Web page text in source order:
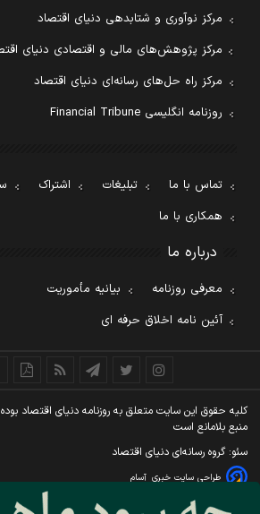
مرکز نوآوری و شتابدهی دنیای اقتصاد
مرکز پژوهش‌های مالی و اقتصادی دنیای
مرکز راه حل‌های رسانه‌ای دنیای اقتصاد
روزنامه انگلیسی Financial Tribune
تماس با ما تبلیغات اشتراک
همکاری با ما
درباره ما
معرفی روزنامه
بیانیه مأموریت
آئین نامه اخلاق حرفه ای
کليه حقوق اين سايت متعلق به روزنامه دنيای اقتصاد
منبع بلامانع است
سئو: گروه رسانه‌ای دنیای اقتصاد
طراحی سایت خبری آسام